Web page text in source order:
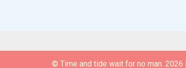
© Time and tide wait for no man. 2026 |